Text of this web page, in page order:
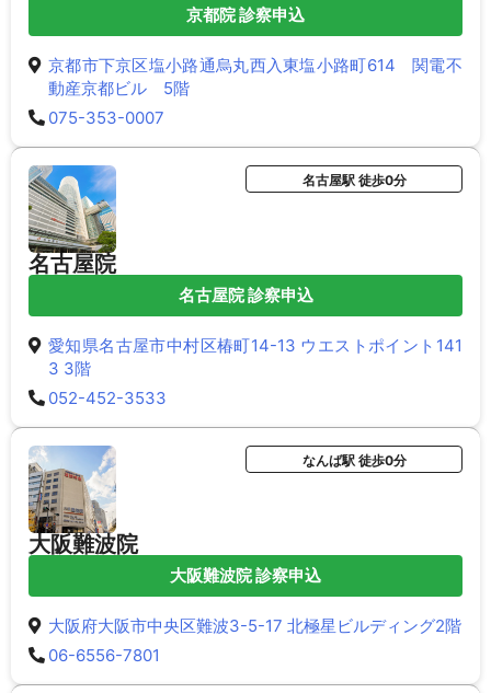
京都院 診察申込
京都市下京区塩小路通烏丸西入東塩小路町614 関電不
動産京都ビル 5階
075-353-0007
名古屋院
名古屋駅 徒歩0分
名古屋院 診察申込
愛知県名古屋市中村区椿町14-13 ウエストポイント141
3 3階
052-452-3533
大阪難波院
なんば駅 徒歩0分
大阪難波院 診察申込
大阪府大阪市中央区難波3-5-17 北極星ビルディング2階
06-6556-7801